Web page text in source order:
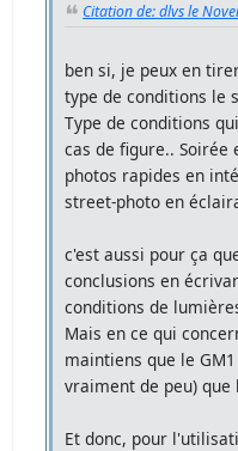
Citation de: dlvs le
ben si, je peux en
type de conditions le
Type de conditions
cas de figure..
photos rapides en
street-photo en
c'est aussi pour ça
conclusions en
conditions de
Mais en ce qui
maintiens que le
vraiment de peu) que
Et donc, pour